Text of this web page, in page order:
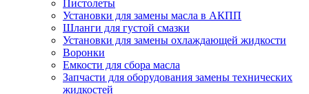
Пистолеты
Установки для замены масла в АКПП
Шланги для густой смазки
Установки для замены охлаждающей жидкости
Воронки
Емкости для сбора масла
Запчасти для оборудования замены технических
жидкостей